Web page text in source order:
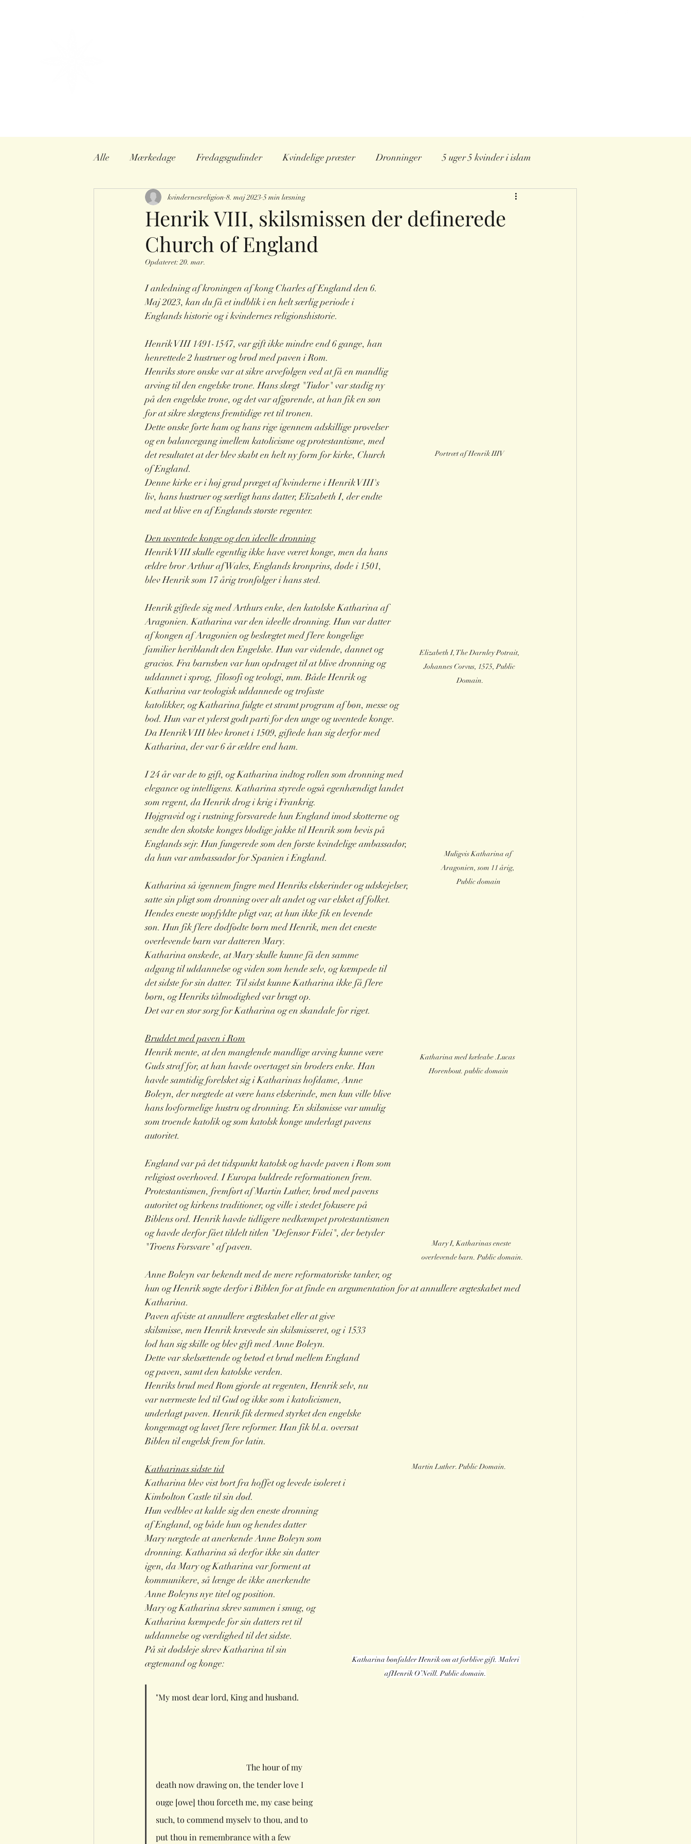
Alle Mærkedage Fredagsgudinder Kvindelige præster Dronninger 5 uger 5 kvinder i islam
Seks hustruer Kvindeliv Japan
Henrik VIII, skilsmissen der definerede
Church of England
kvindernesreligion 8. maj 2023 5 min læsning
Opdateret:20. mar.
Portræt af Henrik IIIV
I anledning af kroningen af kong Charles af England den 6.
Maj 2023, kan du få et indblik i en helt særlig periode i
Englands historie og i kvindernes religionshistorie.
Henrik VIII 1491-1547, var gift ikke mindre end 6 gange, han
henrettede 2 hustruer og brød med paven i Rom.
Henriks store ønske var at sikre arvefølgen ved at få en mandlig
arving til den engelske trone. Hans slægt "Tudor" var stadig ny
på den engelske trone, og det var afgørende, at han fik en søn
for at sikre slægtens fremtidige ret til tronen.
Dette ønske førte ham og hans rige igennem adskillige prøvelser
og en balancegang imellem katolicisme og protestantisme, med
det resultatet at der blev skabt en helt ny form for kirke, Church
of England.
Elizabeth I, The Darnley Potrait,
Johannes Corvus, 1575, Public
Domain.
Denne kirke er i høj grad præget af kvinderne i Henrik VIII's
liv, hans hustruer og særligt hans datter, Elizabeth I, der endte
med at blive en af Englands største regenter.
Den uventede konge og den ideelle dronning
Henrik VIII skulle egentlig ikke have været konge, men da hans
ældre bror Arthur af Wales, Englands kronprins, døde i 1501,
blev Henrik som 17 årig tronfølger i hans sted.
Henrik giftede sig med Arthurs enke, den katolske Katharina af
Aragonien. Katharina var den ideelle dronning. Hun var datter
af kongen af Aragonien og beslægtet med flere kongelige
familier heriblandt den Engelske. Hun var vidende, dannet og
graciøs. Fra barnsben var hun opdraget til at blive dronning og
uddannet i sprog,  filosofi og teologi, mm. Både Henrik og
Katharina var teologisk uddannede og trofaste
Muligvis Katharina af
Aragonien, som 11 årig,
Public domain
katolikker, og Katharina fulgte et stramt program af bøn, messe og
bod. Hun var et yderst godt parti for den unge og uventede konge.
Da Henrik VIII blev kronet i 1509, giftede han sig derfor med
Katharina, der var 6 år ældre end ham.
I 24 år var de to gift, og Katharina indtog rollen som dronning med
elegance og intelligens. Katharina styrede også egenhændigt landet
som regent, da Henrik drog i krig i Frankrig.
Højgravid og i rustning forsvarede hun England imod skotterne og
sendte den skotske konges blodige jakke til Henrik som bevis på
Englands sejr. Hun fungerede som den første kvindelige ambassadør,
da hun var ambassadør for Spanien i England.
Katharina så igennem fingre med Henriks elskerinder og udskejelser,
satte sin pligt som dronning over alt andet og var elsket af folket.
Katharina med kæleabe .Lucas
Horenbout. public domain
Hendes eneste uopfyldte pligt var, at hun ikke fik en levende
søn. Hun fik flere dødfødte børn med Henrik, men det eneste
overlevende barn var datteren Mary.
Katharina ønskede, at Mary skulle kunne få den samme
adgang til uddannelse og viden som hende selv, og kæmpede til
det sidste for sin datter.  Til sidst kunne Katharina ikke få flere
børn, og Henriks tålmodighed var brugt op.
Det var en stor sorg for Katharina og en skandale for riget.
Bruddet med paven i Rom
Henrik mente, at den manglende mandlige arving kunne være
Guds straf for, at han havde overtaget sin broders enke. Han
havde samtidig forelsket sig i Katharinas hofdame, Anne
Mary I, Katharinas eneste
overlevende barn. Public domain.
Boleyn, der nægtede at være hans elskerinde, men kun ville blive
hans lovformelige hustru og dronning. En skilsmisse var umulig
som troende katolik og som katolsk konge underlagt pavens
autoritet.
England var på det tidspunkt katolsk og havde paven i Rom som
religiøst overhoved. I Europa buldrede reformationen frem.
Protestantismen, fremført af Martin Luther, brød med pavens
autoritet og kirkens traditioner, og ville i stedet fokusere på
Biblens ord. Henrik havde tidligere nedkæmpet protestantismen
og havde derfor fået tildelt titlen "Defensor Fidei", der betyder
"Troens Forsvare" af paven.
Anne Boleyn var bekendt med de mere reformatoriske tanker, og
hun og Henrik søgte derfor i Biblen for at finde en argumentation for at annullere ægteskabet med
Katharina.
Martin Luther. Public Domain.
Paven afviste at annullere ægteskabet eller at give
skilsmisse, men Henrik krævede sin skilsmisseret, og i 1533
lod han sig skille og blev gift med Anne Boleyn.
Dette var skelsættende og betød et brud mellem England
og paven, samt den katolske verden.
Henriks brud med Rom gjorde at regenten, Henrik selv, nu
var nærmeste led til Gud og ikke som i katolicismen,
underlagt paven. Henrik fik dermed styrket den engelske
kongemagt og lavet flere reformer. Han fik bl.a. oversat
Biblen til engelsk frem for latin.
Katharinas sidste tid
Katharina blev vist bort fra hoffet og levede isoleret i
Kimbolton Castle til sin død.
Katharina bønfalder Henrik om at forblive gift. Maleri
afHenrik O’Neill. Public domain.
Hun vedblev at kalde sig den eneste dronning
af England, og både hun og hendes datter
Mary nægtede at anerkende Anne Boleyn som
dronning. Katharina så derfor ikke sin datter
igen, da Mary og Katharina var forment at
kommunikere, så længe de ikke anerkendte
Anne Boleyns nye titel og position.
Mary og Katharina skrev sammen i smug, og
Katharina kæmpede for sin datters ret til
uddannelse og værdighed til det sidste.
På sit dødsleje skrev Katharina til sin
ægtemand og konge:
"My most dear lord, King and husband.
                                            The hour of my
death now drawing on, the tender love I
ouge [owe] thou forceth me, my case being
such, to commend myselv to thou, and to
put thou in remembrance with a few